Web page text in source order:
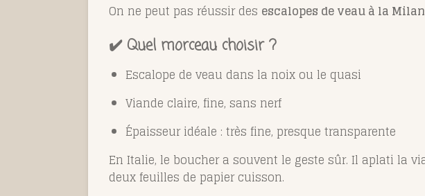
On ne peut pas réussir des escalopes de veau à la
✔️ Quel morceau choisir ?
Escalope de veau dans la noix ou le quasi
Viande claire, fine, sans nerf
Épaisseur idéale : très fine, presque transparente
En Italie, le boucher a souvent le geste sûr. Il aplati la
deux feuilles de papier cuisson.